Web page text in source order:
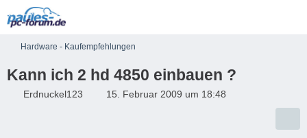
Hardware - Kaufempfehlungen
Kann ich 2 hd 4850 einbauen ?
Erdnuckel123 15. Februar 2009 um 18:48